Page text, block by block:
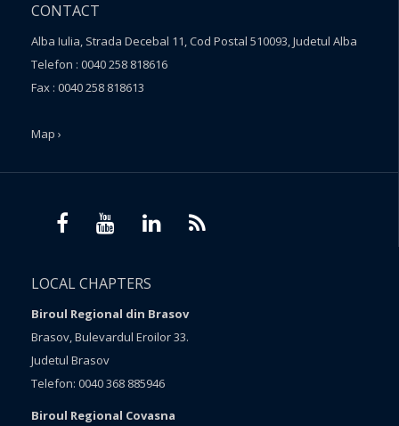
CONTACT
Alba Iulia, Strada Decebal 11, Cod Postal 510093, Judetul Alba
Telefon : 0040 258 818616
Fax : 0040 258 818613
Map ›
LOCAL CHAPTERS
Biroul Regional din Brasov
Brasov, Bulevardul Eroilor 33.
Judetul Brasov
Telefon: 0040 368 885946
Biroul Regional Covasna